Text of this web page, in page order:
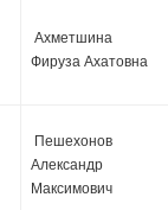
Ахметшина
Фируза Ахатовна
Пешехонов
Александр
Максимович